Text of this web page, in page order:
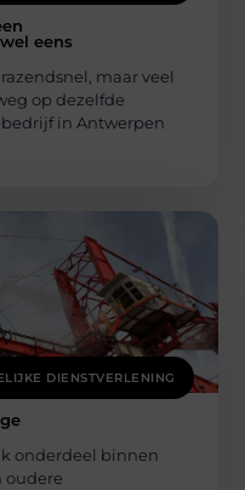
eens
maar veel
op dezelfde
in Antwerpen
DIENSTVERLENING
onderdeel binnen
oudere